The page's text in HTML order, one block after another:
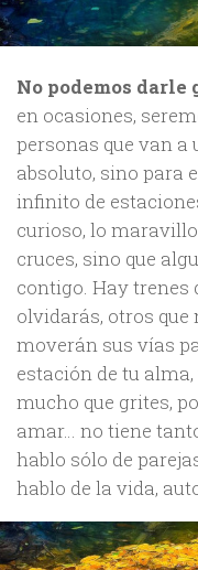
No podemos
en ocasiones,
personas que van a
absoluto, sino para
infinito de
curioso, lo
cruces, sino que
contigo. Hay trenes
olvidarás, otros
moverán sus vías
estación de tu
mucho que grites,
amar… no tiene
hablo sólo de
hablo de la vida,